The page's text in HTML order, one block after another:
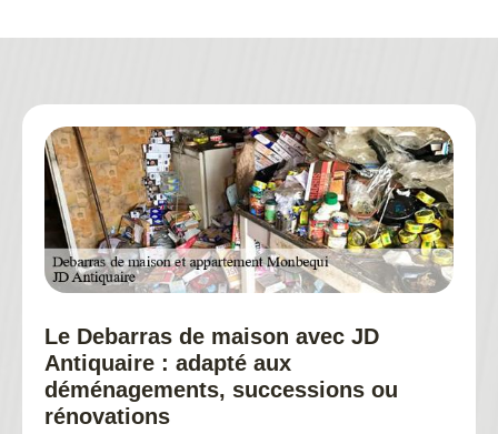
Le Debarras de maison avec JD
Antiquaire : adapté aux
déménagements, successions ou
rénovations